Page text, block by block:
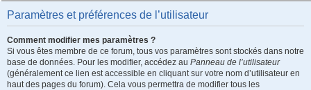
Paramètres et préférences de l’utilisateur
Comment modifier mes paramètres ?
Si vous êtes membre de ce forum, tous vos paramètres sont stockés dans notre
base de données. Pour les modifier, accédez au Panneau de l’utilisateur
(généralement ce lien est accessible en cliquant sur votre nom d’utilisateur en
haut des pages du forum). Cela vous permettra de modifier tous les